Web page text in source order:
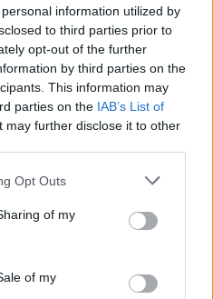
information utilized by
to third parties prior to
opt-out of the further
by third parties on the
This information may
parties on the IAB’s List of
may further disclose it to other
Opt Outs
of my
of my
του Ιράν δηλώνει
δύσκολη
κοντά σε γήπεδο γκολφ
Χούθι σε τάνκερ της